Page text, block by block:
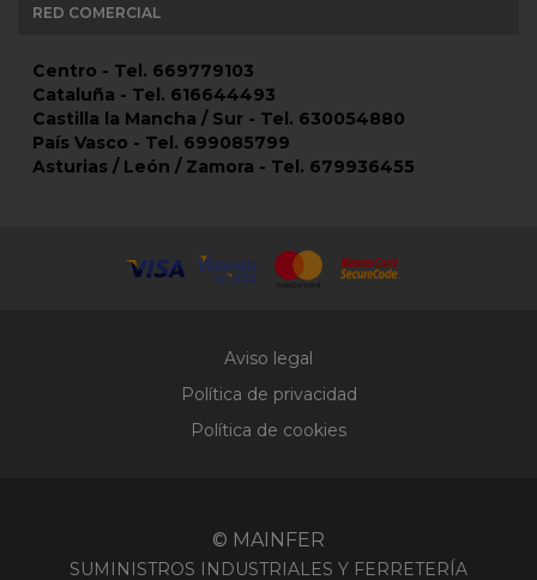
RED COMERCIAL
Centro - Tel. 669779103
Cataluña - Tel. 616644493
Castilla la Mancha / Sur - Tel. 630054880
País Vasco - Tel. 699085799
Asturias / León / Zamora - Tel. 679936455
Aviso legal
Política de privacidad
Política de cookies
© MAINFER
SUMINISTROS INDUSTRIALES Y FERRETERÍA